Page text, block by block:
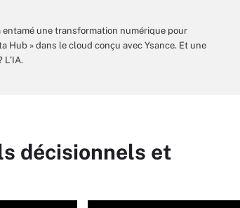
une transformation numérique pour
Hub » dans le cloud conçu avec Ysance. Et une
décisionnels et